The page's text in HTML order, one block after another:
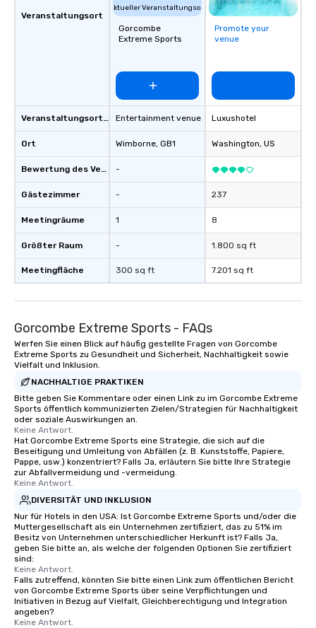
Veranstaltungsort
Veranstaltungsortstyp
Ort
Bewertung des Veranstaltungsortes
Gästezimmer
Meetingräume
Größter Raum
Meetingfläche
Aktueller Veranstaltungsort
Gorcombe
Extreme Sports
Entertainment venue
Wimborne, GB1
-
-
1
-
300 sq ft
Promote your
venue
Luxushotel
Washington, US
237
8
1.800 sq ft
7.201 sq ft
Gorcombe Extreme Sports - FAQs
Werfen Sie einen Blick auf häufig gestellte Fragen von Gorcombe
Extreme Sports zu Gesundheit und Sicherheit, Nachhaltigkeit sowie
Vielfalt und Inklusion.
NACHHALTIGE PRAKTIKEN
Bitte geben Sie Kommentare oder einen Link zu im Gorcombe Extreme
Sports öffentlich kommunizierten Zielen/Strategien für Nachhaltigkeit
oder soziale Auswirkungen an.
Keine Antwort.
Hat Gorcombe Extreme Sports eine Strategie, die sich auf die
Beseitigung und Umleitung von Abfällen (z. B. Kunststoffe, Papiere,
Pappe, usw.) konzentriert? Falls Ja, erläutern Sie bitte Ihre Strategie
zur Abfallvermeidung und -vermeidung.
Keine Antwort.
DIVERSITÄT UND INKLUSION
Nur für Hotels in den USA: Ist Gorcombe Extreme Sports und/oder die
Muttergesellschaft als ein Unternehmen zertifiziert, das zu 51% im
Besitz von Unternehmen unterschiedlicher Herkunft ist? Falls Ja,
geben Sie bitte an, als welche der folgenden Optionen Sie zertifiziert
sind:
Keine Antwort.
Falls zutreffend, könnten Sie bitte einen Link zum öffentlichen Bericht
von Gorcombe Extreme Sports über seine Verpflichtungen und
Initiativen in Bezug auf Vielfalt, Gleichberechtigung und Integration
angeben?
Keine Antwort.